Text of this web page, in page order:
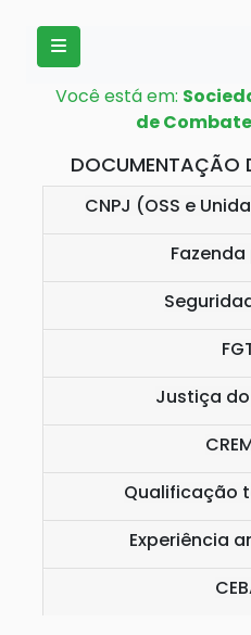
Você está em:
de
DOCUMENTAÇÃO
CNPJ (OSS e
Justiça
Qualificação
Experiência